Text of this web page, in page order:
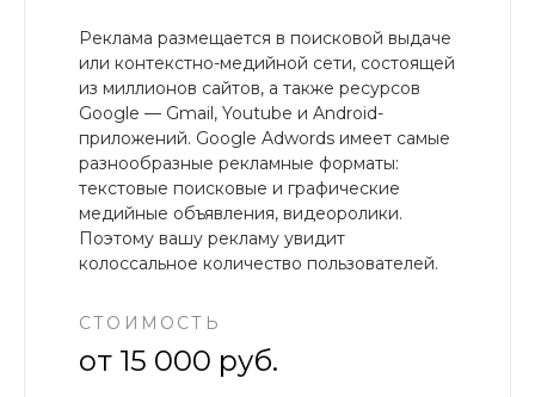
Реклама размещается в поисковой выдаче
или контекстно-медийной сети, состоящей
из миллионов сайтов, а также ресурсов
Google — Gmail, Youtube и Android-
приложений. Google Adwords имеет самые
разнообразные рекламные форматы:
текстовые поисковые и графические
медийные объявления, видеоролики.
Поэтому вашу рекламу увидит
колоссальное количество пользователей.
СТОИМОСТЬ
от 15 000 руб.